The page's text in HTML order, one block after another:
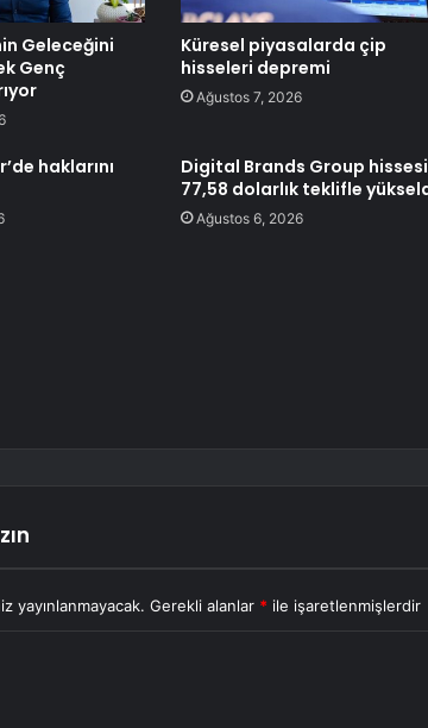
Geleceğini
Genç
Küresel piyasalarda çip
hisseleri depremi
Ağustos 7, 2026
haklarını
Digital Brands Group hissesi
77,58 dolarlık teklifle
Ağustos 6, 2026
yayınlanmayacak. Gerekli alanlar * ile işaretlenmişlerdir